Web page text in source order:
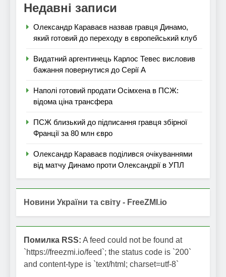
Недавні записи
Олександр Караваєв назвав гравця Динамо,
який готовий до переходу в європейський клуб
Видатний аргентинець Карлос Тевес висловив
бажання повернутися до Серії А
Наполі готовий продати Осімхена в ПСЖ:
відома ціна трансфера
ПСЖ близький до підписання гравця збірної
Франції за 80 млн євро
Олександр Караваєв поділився очікуваннями
від матчу Динамо проти Олександрії в УПЛ
Новини України та світу - FreeZMI.io
Помилка RSS: A feed could not be found at
`https://freezmi.io/feed`; the status code is `200`
and content-type is `text/html; charset=utf-8`